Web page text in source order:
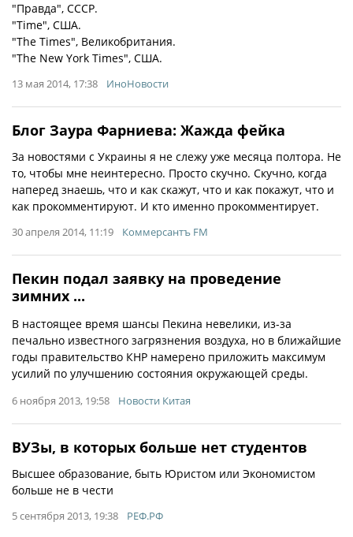
"Правда", СССР.
"Time", США.
"The Times", Великобритания.
"The New York Times", США.
13 мая 2014, 17:38 ИноНовости
Блог Заура Фарниева: Жажда фейка
За новостями с Украины я не слежу уже месяца полтора. Не
то, чтобы мне неинтересно. Просто скучно. Скучно, когда
наперед знаешь, что и как скажут, что и как покажут, что и
как прокомментируют. И кто именно прокомментирует.
30 апреля 2014, 11:19 Коммерсантъ FM
Пекин подал заявку на проведение
зимних ...
В настоящее время шансы Пекина невелики, из-за
печально известного загрязнения воздуха, но в ближайшие
годы правительство КНР намерено приложить максимум
усилий по улучшению состояния окружающей среды.
6 ноября 2013, 19:58 Новости Китая
ВУЗы, в которых больше нет студентов
Высшее образование, быть Юристом или Экономистом
больше не в чести
5 сентября 2013, 19:38 РЕФ.РФ